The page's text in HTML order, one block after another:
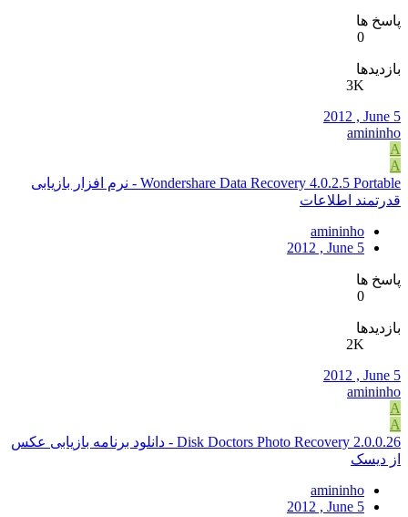
پاسخ ها
0
بازدیدها
3K
2012 , June 5
amininho
A
A
Wondershare Data Recovery 4.0.2.5 Portable - نرم افزار بازیابی
قدرتمند اطلاعات
amininho
2012 , June 5
پاسخ ها
0
بازدیدها
2K
2012 , June 5
amininho
A
A
Disk Doctors Photo Recovery 2.0.0.26 - دانلود برنامه بازیابی عکس
از دیسک
amininho
2012 , June 5